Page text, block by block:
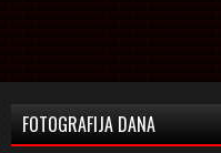
FOTOGRAFIJA DANA